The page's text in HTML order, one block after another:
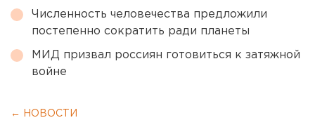
Численность человечества предложили
постепенно сократить ради планеты
МИД призвал россиян готовиться к затяжной
войне
← НОВОСТИ